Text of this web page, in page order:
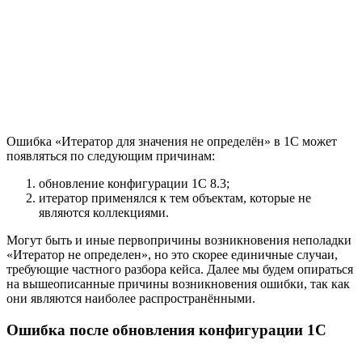
Ошибка «Итератор для значения не определён» в 1С может
появляться по следующим причинам:
обновление конфигурации 1С 8.3;
итератор применялся к тем объектам, которые не
являются коллекциями.
Могут быть и иные первопричины возникновения неполадки
«Итератор не определен», но это скорее единичные случаи,
требующие частного разбора кейса. Далее мы будем опираться
на вышеописанные причины возникновения ошибки, так как
они являются наиболее распространёнными.
Ошибка после обновления конфигурации 1С